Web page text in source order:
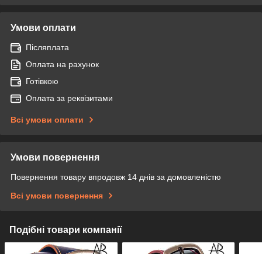
Умови оплати
Післяплата
Оплата на рахунок
Готівкою
Оплата за реквізитами
Всі умови оплати
Умови повернення
Повернення товару впродовж 14 днів за домовленістю
Всі умови повернення
Подібні товари компанії